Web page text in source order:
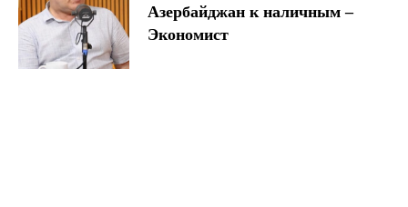
Азербайджан к наличным –
Экономист